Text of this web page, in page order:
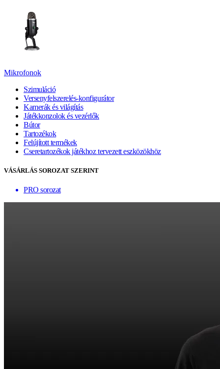
Mikrofonok
Szimuláció
Versenyfelszerelés-konfigurátor
Kamerák és világítás
Játékkonzolok és vezérlők
Bútor
Tartozékok
Felújított termékek
Cseretartozékok játékhoz tervezett eszközökhöz
VÁSÁRLÁS SOROZAT SZERINT
PRO sorozat